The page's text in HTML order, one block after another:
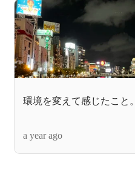
環境を変えて感じたこと。
a year ago